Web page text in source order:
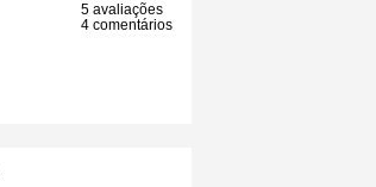
5 avaliações
4 comentários